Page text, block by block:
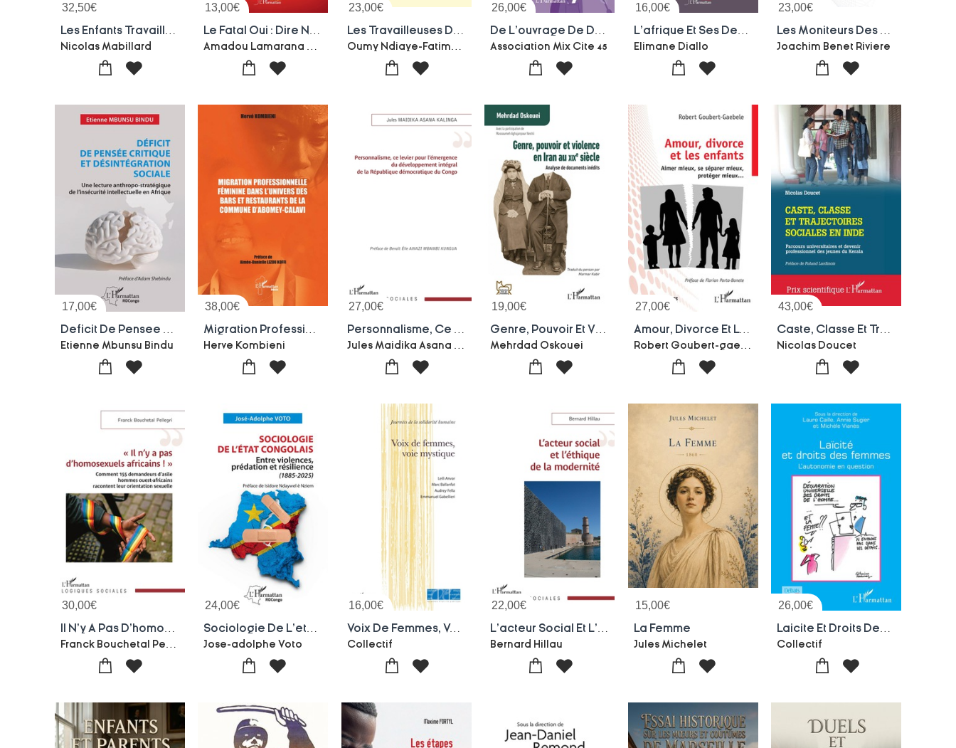
32,50€
Nicolas Mabillard
13,00€ 23,00€ 26,00€
Association Mix Cite 45
16,00€
Elimane Diallo
23,00€
Joachim Benet Riviere
17,00€
Etienne Mbunsu Bindu
38,00€
Herve Kombieni
27,00€ 19,00€
Mehrdad Oskouei
27,00€
Amour, Divorce Et Les Enfants : Aimer Mieux, Se Separer Mieux, Proteger Mieux...
43,00€
Nicolas Doucet
30,00€ 24,00€
Jose-adolphe Voto
16,00€
Voix De Femmes, Voie Mystique
Collectif
22,00€
Bernard Hillau
15,00€
La Femme
Jules Michelet
26,00€
Collectif